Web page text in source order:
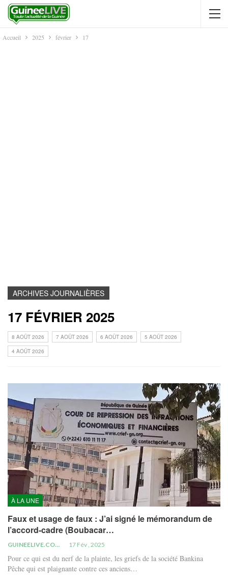
Accueil 2025 février 17
ARCHIVES JOURNALIÈRES
17 FÉVRIER 2025
8 AOÛT 2026 7 AOÛT 2026 6 AOÛT 2026
5 AOÛT 2026
4 AOÛT 2026
À LA UNE
Faux et usage de faux : J’ai signé le mémorandum de
l’accord-cadre (Boubacar…
GUINEELIVE.COM 17 Fév , 2025
Pour ce qui est du nerf de la plainte, les griefs de la société Bankina
Pêche qui est plaignante contre ces anciens…